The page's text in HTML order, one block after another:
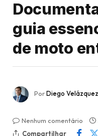
guia
de moto
PorDiego Velázquez
Nenhum comentário
Compartilhar